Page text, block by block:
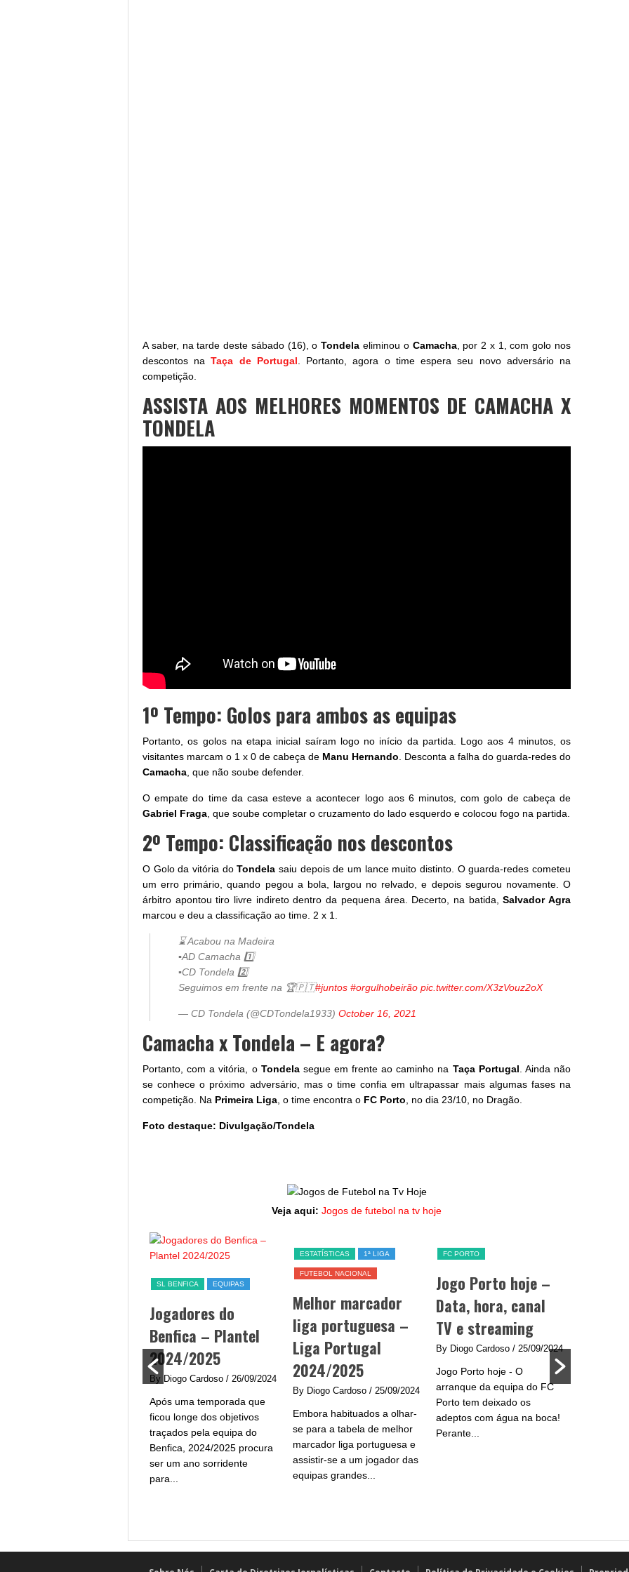
A saber, na tarde deste sábado (16), oTondela eliminou o Camacha, por 2 x 1, com golo nos
descontos naTaça de Portugal . Portanto, agora o time espera seu novo adversário na
competição.
ASSISTA AOS MELHORES MOMENTOS DE CAMACHA X
TONDELA
1º Tempo: Golos para ambos as equipas
Portanto, os golos na etapa inicial saíram logo no início da partida. Logo aos 4 minutos, os
visitantes marcam o 1 x 0 de cabeça de Manu Hernando . Desconta a falha do guarda-redes do
Camacha , que não soube defender.
O empate do time da casa esteve a acontecer logo aos 6 minutos, com golo de cabeça de
Gabriel Fraga , que soube completar o cruzamento do lado esquerdo e colocou fogo na partida.
2º Tempo: Classificação nos descontos
O Golo da vitória doTondela saiu depois de um lance muito distinto. O guarda-redes cometeu
um erro primário, quando pegou a bola, largou no relvado, e depois segurou novamente. O
árbitro apontou tiro livre indireto dentro da pequena área. Decerto, na batida,Salvador Agra
marcou e deu a classificação ao time. 2 x 1.
⌛ Acabou na Madeira
▪️AD Camacha 1️⃣
▪️CD Tondela 2️⃣
Seguimos em frente na 🏆🇵🇹#juntos #orgulhobeirão pic.twitter.com/X3zVouz2oX
— CD Tondela (@CDTondela1933) October 16, 2021
Camacha x Tondela – E agora?
Portanto, com a vitória, o Tondelasegue em frente ao caminho na Taça Portugal . Ainda não
se conhece o próximo adversário, mas o time confia em ultrapassar mais algumas fases na
competição. Na Primeira Liga , o time encontra o FC Porto , no dia 23/10, no Dragão.
Foto destaque: Divulgação/Tondela
Veja aqui: Jogos de futebol na tv hoje
SL BENFICA EQUIPAS
Jogadores do
Benfica – Plantel
2024/2025
By Diogo Cardoso / 26/09/2024
Após uma temporada que
ficou longe dos objetivos
traçados pela equipa do
Benfica, 2024/2025 procura
ser um ano sorridente
para...
ESTATÍSTICAS 1ª LIGA
FUTEBOL NACIONAL
Melhor marcador
liga portuguesa –
Liga Portugal
2024/2025
By Diogo Cardoso / 25/09/2024
Embora habituados a olhar-
se para a tabela de melhor
marcador liga portuguesa e
assistir-se a um jogador das
equipas grandes...
FC PORTO
Jogo Porto hoje –
Data, hora, canal
TV e streaming
By Diogo Cardoso / 25/09/2024
Jogo Porto hoje - O
arranque da equipa do FC
Porto tem deixado os
adeptos com água na boca!
Perante...